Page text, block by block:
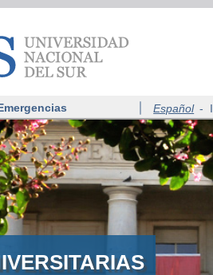
Emergencias Español -